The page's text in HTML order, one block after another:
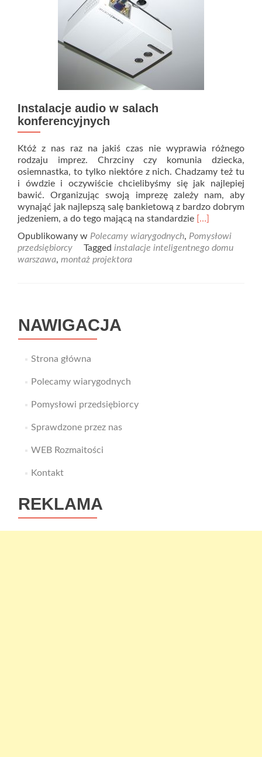
Instalacje audio w salach
konferencyjnych
Któż z nas raz na jakiś czas nie wyprawia różnego
rodzaju imprez. Chrzciny czy komunia dziecka,
osiemnastka, to tylko niektóre z nich. Chadzamy też tu
i ówdzie i oczywiście chcielibyśmy się jak najlepiej
bawić. Organizując swoją imprezę zależy nam, aby
wynająć jak najlepszą salę bankietową z bardzo dobrym
jedzeniem, a do tego mającą na standardzie Read
about
Instalacje
[…]
Opublikowany w Polecamy wiarygodnych, Pomysłowi
przedsiębiorcy
Tagged instalacje inteligentnego domu
warszawa, montaż projektora
NAWIGACJA
Strona główna
Polecamy wiarygodnych
Pomysłowi przedsiębiorcy
Sprawdzone przez nas
WEB Rozmaitości
Kontakt
REKLAMA